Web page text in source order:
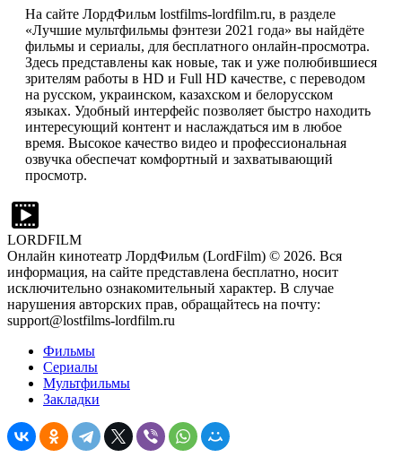
На сайте ЛордФильм lostfilms-lordfilm.ru, в разделе
«Лучшие мультфильмы фэнтези 2021 года» вы найдёте
фильмы и сериалы, для бесплатного онлайн-просмотра.
Здесь представлены как новые, так и уже полюбившиеся
зрителям работы в HD и Full HD качестве, с переводом
на русском, украинском, казахском и белорусском
языках. Удобный интерфейс позволяет быстро находить
интересующий контент и наслаждаться им в любое
время. Высокое качество видео и профессиональная
озвучка обеспечат комфортный и захватывающий
просмотр.
LORDFILM
Онлайн кинотеатр ЛордФильм (LordFilm) © 2026. Вся
информация, на сайте представлена бесплатно, носит
исключительно ознакомительный характер. В случае
нарушения авторских прав, обращайтесь на почту:
support@lostfilms-lordfilm.ru
Фильмы
Сериалы
Мультфильмы
Закладки